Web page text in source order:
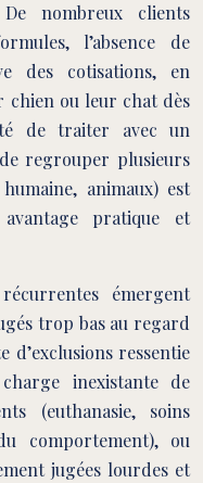
nombreux clients
l’absence de
des cotisations, en
chien ou leur chat dès
de traiter avec un
regrouper plusieurs
animaux) est
pratique et
émergent
trop bas au regard
d’exclusions ressentie
inexistante de
(euthanasie, soins
comportement), ou
jugées lourdes et